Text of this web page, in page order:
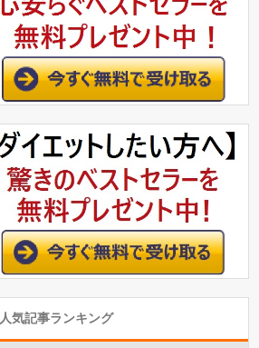
人気記事ランキング